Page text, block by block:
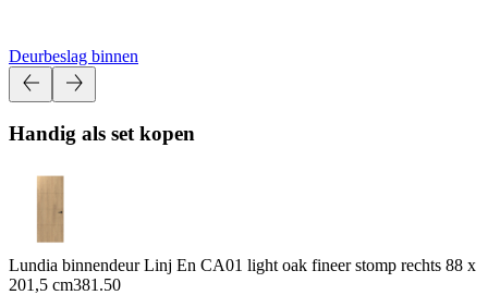
Deurbeslag binnen
Handig als set kopen
Lundia binnendeur Linj En CA01 light oak fineer stomp rechts 88 x
201,5 cm381.50